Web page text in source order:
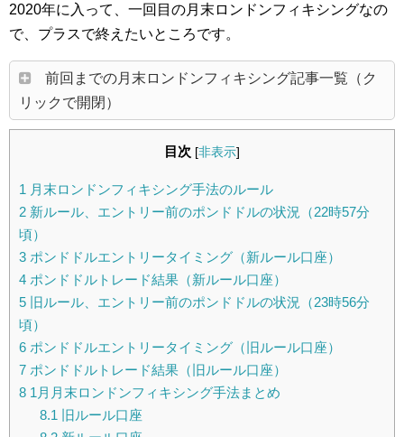
2020年に入って、一回目の月末ロンドンフィキシングなの
で、プラスで終えたいところです。
前回までの月末ロンドンフィキシング記事一覧（ク
リックで開閉）
目次 [非表示]
1 月末ロンドンフィキシング手法のルール
2 新ルール、エントリー前のポンドドルの状況（22時57分
頃）
3 ポンドドルエントリータイミング（新ルール口座）
4 ポンドドルトレード結果（新ルール口座）
5 旧ルール、エントリー前のポンドドルの状況（23時56分
頃）
6 ポンドドルエントリータイミング（旧ルール口座）
7 ポンドドルトレード結果（旧ルール口座）
8 1月月末ロンドンフィキシング手法まとめ
8.1 旧ルール口座